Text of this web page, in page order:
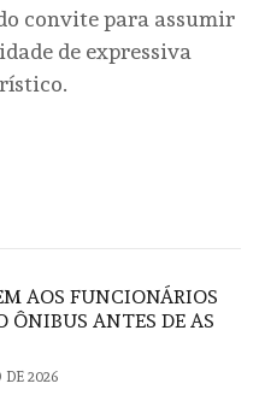
convite para assumir
de expressiva
AOS FUNCIONÁRIOS
ÔNIBUS ANTES DE AS
DE 2026